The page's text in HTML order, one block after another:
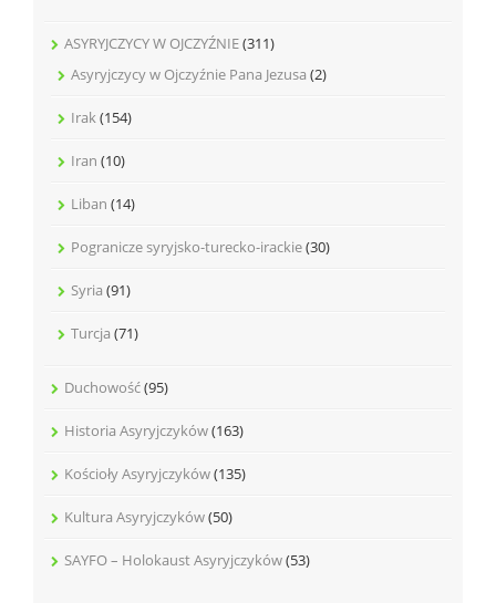
ASYRYJCZYCY W OJCZYŹNIE(311)
Asyryjczycy w Ojczyźnie Pana Jezusa (2)
Irak(154)
Iran (10)
Liban (14)
Pogranicze syryjsko-turecko-irackie(30)
Syria (91)
Turcja (71)
Duchowość(95)
Historia Asyryjczyków(163)
Kościoły Asyryjczyków(135)
Kultura Asyryjczyków(50)
SAYFO – Holokaust Asyryjczyków(53)